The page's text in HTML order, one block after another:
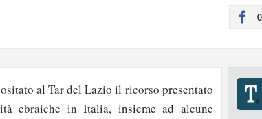
0
al Tar del Lazio il ricorso presentato
ebraiche in Italia, insieme ad alcune